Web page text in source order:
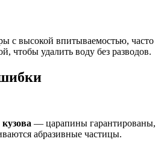
с высокой впитываемостью, часто
чтобы удалить воду без разводов.
— царапины гарантированы,
абразивные частицы.